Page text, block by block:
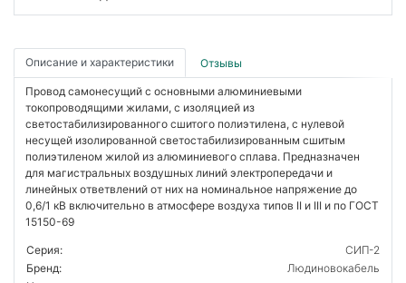
Описание и характеристики Отзывы
Провод самонесущий с основными алюминиевыми
токопроводящими жилами, с изоляцией из
светостабилизированного сшитого полиэтилена, с нулевой
несущей изолированной светостабилизированным сшитым
полиэтиленом жилой из алюминиевого сплава. Предназначен
для магистральных воздушных линий электропередачи и
линейных ответвлений от них на номинальное напряжение до
0,6/1 кВ включительно в атмосфере воздуха типов II и III и по ГОСТ
15150-69
Серия:
СИП-2
Бренд:
Людиновокабель